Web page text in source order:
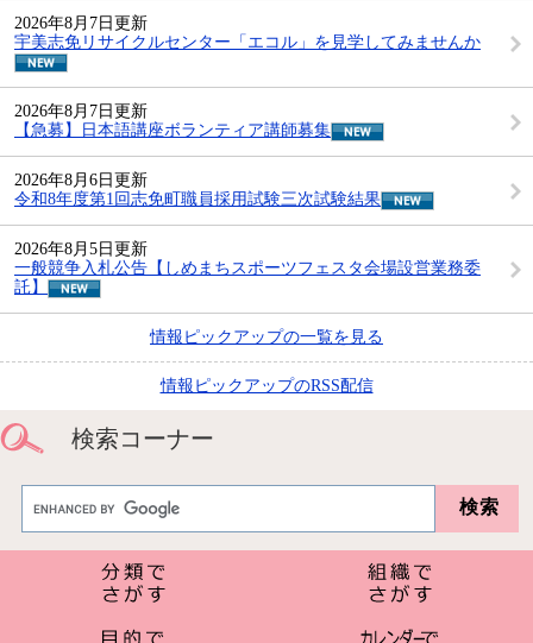
2026年8月7日更新
宇美志免リサイクルセンター「エコル」を見学してみませんか
2026年8月7日更新
【急募】日本語講座ボランティア講師募集
2026年8月6日更新
令和8年度第1回志免町職員採用試験三次試験結果
2026年8月5日更新
一般競争入札公告【しめまちスポーツフェスタ会場設営業務委
託】
情報ピックアップの一覧を見る
情報ピックアップのRSS配信
検索コーナー